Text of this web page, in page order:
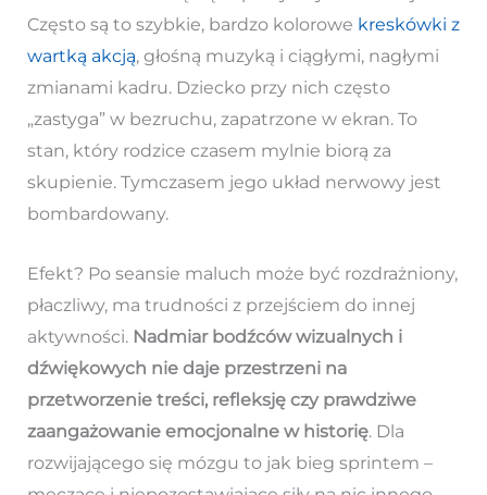
Często są to szybkie, bardzo kolorowe kreskówki z
wartką akcją, głośną muzyką i ciągłymi, nagłymi
zmianami kadru. Dziecko przy nich często
„zastyga” w bezruchu, zapatrzone w ekran. To
stan, który rodzice czasem mylnie biorą za
skupienie. Tymczasem jego układ nerwowy jest
bombardowany.
Efekt? Po seansie maluch może być rozdrażniony,
płaczliwy, ma trudności z przejściem do innej
aktywności. Nadmiar bodźców wizualnych i
dźwiękowych nie daje przestrzeni na
przetworzenie treści, refleksję czy prawdziwe
zaangażowanie emocjonalne w historię. Dla
rozwijającego się mózgu to jak bieg sprintem –